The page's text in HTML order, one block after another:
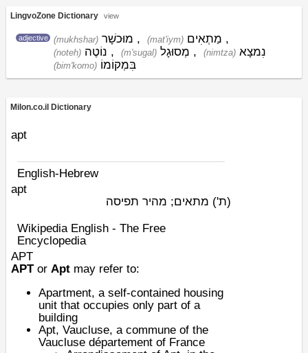
LingvoZone Dictionary view
adjective (mukhshar) מוּכשָׁר , (mat'iym) מַתְאִים ,
(noteh) נוֹטֶה , (m'sugal) מְסוּגָל , (nimtza) נִמצָא
(bim'komo) בִּמְקוֹמוֹ
Milon.co.il Dictionary
apt
English-Hebrew
apt
(ת') מתאים; מהיר תפיסה
Wikipedia English - The Free
Encyclopedia
APT
APTor Apt may refer to:
Apartment, a self-contained housing
unit that occupies only part of a
building
Apt, Vaucluse, a commune of the
Vaucluse département of France